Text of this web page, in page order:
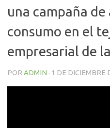
una campaña de
consumo en el
empresarial de
POR ADMIN · 1 DE DICIEMBRE